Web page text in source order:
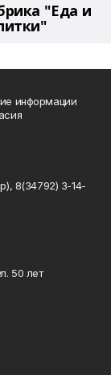
"Еда и
информации
8(34792) 3-14-
50 лет